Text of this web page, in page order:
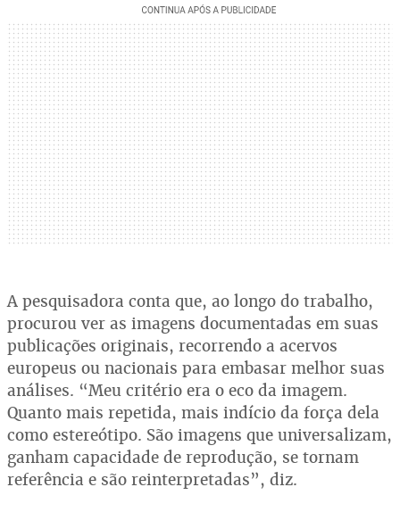
A pesquisadora conta que, ao longo do trabalho,
procurou ver as imagens documentadas em suas
publicações originais, recorrendo a acervos
europeus ou nacionais para embasar melhor suas
análises. “Meu critério era o eco da imagem.
Quanto mais repetida, mais indício da força dela
como estereótipo. São imagens que universalizam,
ganham capacidade de reprodução, se tornam
referência e são reinterpretadas”, diz.